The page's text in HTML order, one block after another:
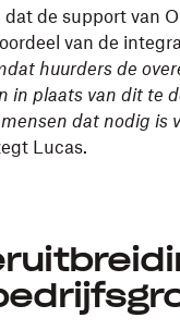
de support van
van de
huurders de
in plaats van dit te
dat nodig is
Lucas.